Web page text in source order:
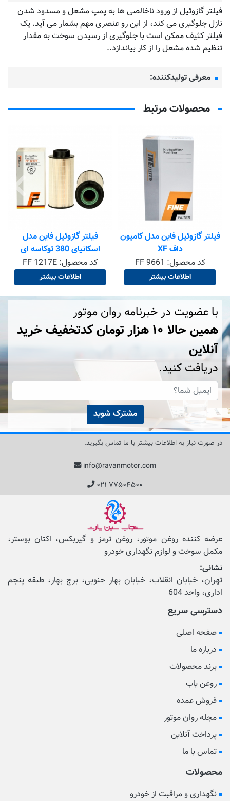
فیلتر گازوئیل از ورود ناخالصی ها به پمپ مشعل و مسدود شدن
نازل جلوگیری می کند، از این رو عنصری مهم بشمار می آید. یک
فیلتر کثیف ممکن است با جلوگیری از رسیدن سوخت به مقدار
تنظیم شده مشعل را از کار بیاندازد..
معرفی تولیدکننده:
محصولات مرتبط
فیلتر گازوئیل فاین مدل کامیون
داف XF
کد محصول: FF 9661
اطلاعات بیشتر
فیلتر گازوئیل فاین مدل
اسکانیای 380 توکاسه ای
کد محصول: FF 1217E
اطلاعات بیشتر
با عضویت در خبرنامه روان موتور
همین حالا ۱۰ هزار تومان کد‌تخفیف خرید
آنلاین
دریافت کنید.
مشترک شوید
در صورت نیاز به اطلاعات بیشتر با ما تماس بگیرید.
info@ravanmotor.com
۰۲۱ ۷۷۵۰۴۵۰۰
عرضه کننده روغن موتور، روغن ترمز و گیربکس، اکتان بوستر،
مکمل‌ سوخت و لوازم نگهداری خودرو
نشانی:
تهران، خیابان انقلاب، خیابان بهار جنوبی، برج بهار، طبقه پنجم
اداری، واحد 604
دسترسی سریع
صفحه اصلی
درباره ما
برند محصولات
روغن یاب
فروش عمده
مجله روان موتور
پرداخت آنلاین
تماس با ما
محصولات
نگهداری و مراقبت از خودرو